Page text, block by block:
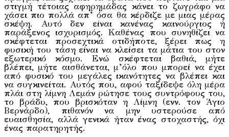
στιγμή τέτοιας αφηρημάδας κάνει το ζωγράφο να
χάσει πιο πολλά απ’ όσα θα κέρδιζε με μιας μέρας
σκέψη. Αυτό δεν είναι κανένας καινούργιος ή
παράξενος ισχυρισμός. Καθένας που συνηθίζει να
σκέφτεται προσεχτικά οτιδήποτε, ξέρει πως η
φυσική του τάση είναι να κλείσει τα μάτια του στον
εξωτερικό κόσμο. Ενώ σκέφτεται βαθιά, μήτε
βλέπει, μήτε αισθάνεται, μ’όλο που μπορεί να έχει
από φυσικό του μεγάλες ικανότητες να βλέπει και
να συγκινείται. Αυτός που, αφού ταξίδεψε όλη μέρα
πλάι στη λίμνη Λεμάν ρώτησε τους συντρόφους του,
το βράδυ, που βρισκόταν η Λίμνη (ενν. τον Άγιο
Βερνάρδο), πιθανόν να μην υστερούσε από
ευαισθησία, αλλά γενικά ήταν ένας στοχαστής, όχι
ένας παρατηρητής.